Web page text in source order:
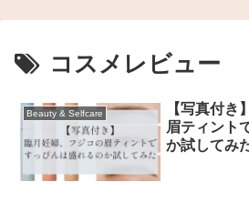
コスメレビュー
Beauty & Selfcare
【写真付き
眉ティント
か試してみ